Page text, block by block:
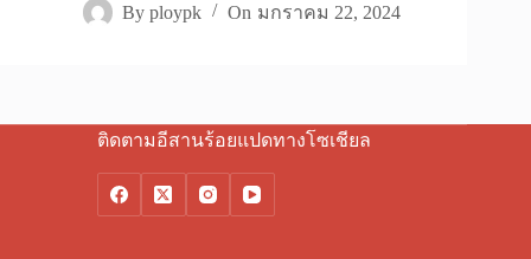
By ploypk On มกราคม 22, 2024
ติดตามอีสานร้อยแปดทางโซเชียล